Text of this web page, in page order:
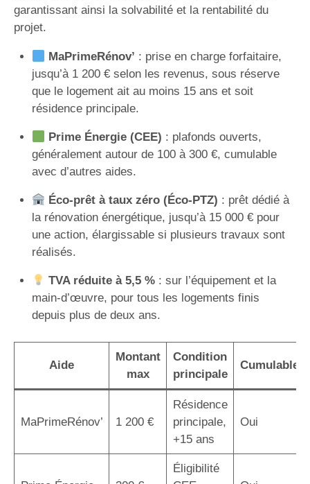
garantissant ainsi la solvabilité et la rentabilité du
projet.
MaPrimeRénov’ : prise en charge forfaitaire,
jusqu’à 1 200 € selon les revenus, sous réserve
que le logement ait au moins 15 ans et soit
résidence principale.
Prime Énergie (CEE) : plafonds ouverts,
généralement autour de 100 à 300 €, cumulable
avec d’autres aides.
Éco-prêt à taux zéro (Éco-PTZ) : prêt dédié à
la rénovation énergétique, jusqu’à 15 000 € pour
une action, élargissable si plusieurs travaux sont
réalisés.
TVA réduite à 5,5 %: sur l’équipement et la
main-d’œuvre, pour tous les logements finis
depuis plus de deux ans.
Aide
Montant
max
Condition
principale
Cumulable
MaPrimeRénov’ 1 200 €
Résidence
principale,
+15 ans
Oui
Éligibilité